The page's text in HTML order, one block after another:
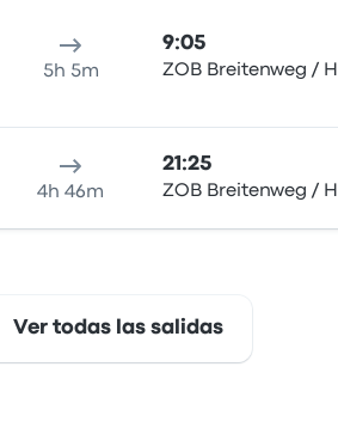
5h 5m
9:05
ZOB Breitenweg /
4h 46m
21:25
ZOB Breitenweg /
Ver todas las salidas